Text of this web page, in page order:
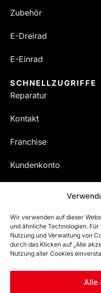
Wir verwenden auf dieser
und ähnliche Technologien.
Nutzung und Verwaltung von
durch das Klicken auf „Alle
Nutzung aller Cookies
Alle
Zubehör
E-Dreirad
E-Einrad
SCHNELLZUGRIFFE
Reparatur
Kontakt
Franchise
Kundenkonto